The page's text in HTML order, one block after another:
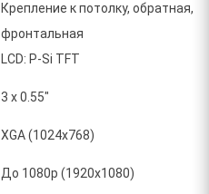
Крепление к потолку, обратная,
фронтальная
LCD: P-Si TFT
3 х 0.55"
XGA (1024x768)
До 1080p (1920x1080)